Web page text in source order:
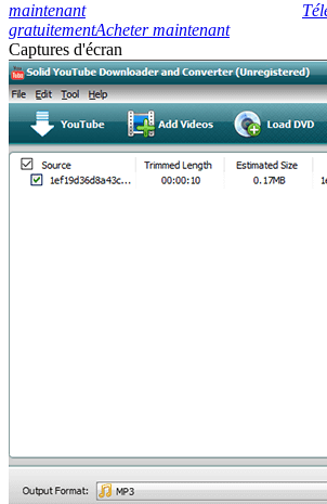
maintenant
gratuitementAcheter maintenant
Captures d'écran